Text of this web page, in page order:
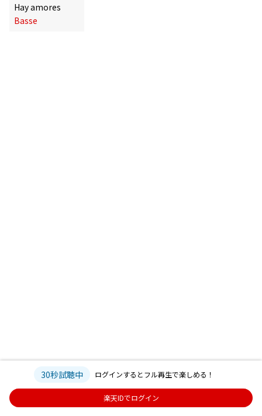
Hay amores
Basse
30秒試聴中 ログインするとフル再生で楽しめる！
楽天IDでログイン